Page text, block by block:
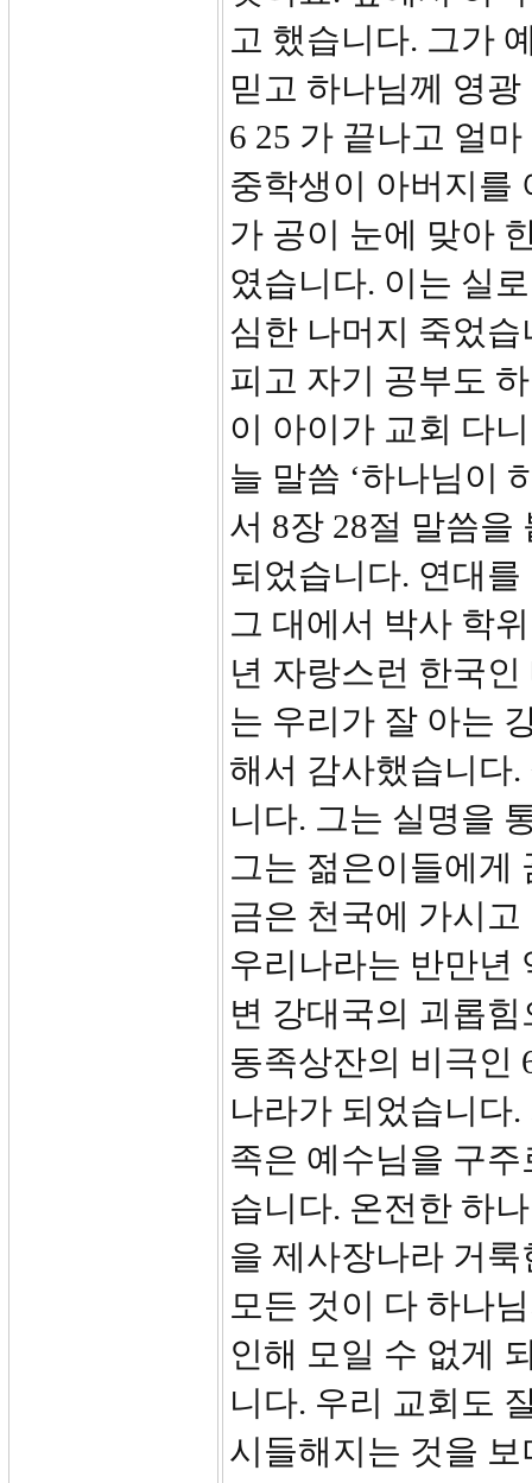
고 했습니다. 그가
믿고 하나님께 영
6 25 가 끝나고 얼
중학생이 아버지를
가 공이 눈에 맞아
였습니다. 이는 실
심한 나머지 죽었
피고 자기 공부도
이 아이가 교회 다
늘 말씀 ‘하나님이
서 8장 28절 말씀을
되었습니다. 연대
그 대에서 박사 학
년 자랑스런 한국
는 우리가 잘 아는
해서 감사했습니다
니다. 그는 실명을
그는 젊은이들에게
금은 천국에 가시
우리나라는 반만년
변 강대국의 괴롭
동족상잔의 비극인
나라가 되었습니다
족은 예수님을 구
습니다. 온전한 하
을 제사장나라 거
모든 것이 다 하나
인해 모일 수 없게
니다. 우리 교회도
시들해지는 것을